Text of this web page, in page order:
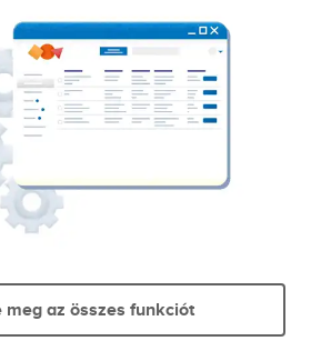
meg az összes funkciót